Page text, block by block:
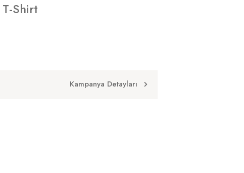
Shirt
Kampanya Detayları